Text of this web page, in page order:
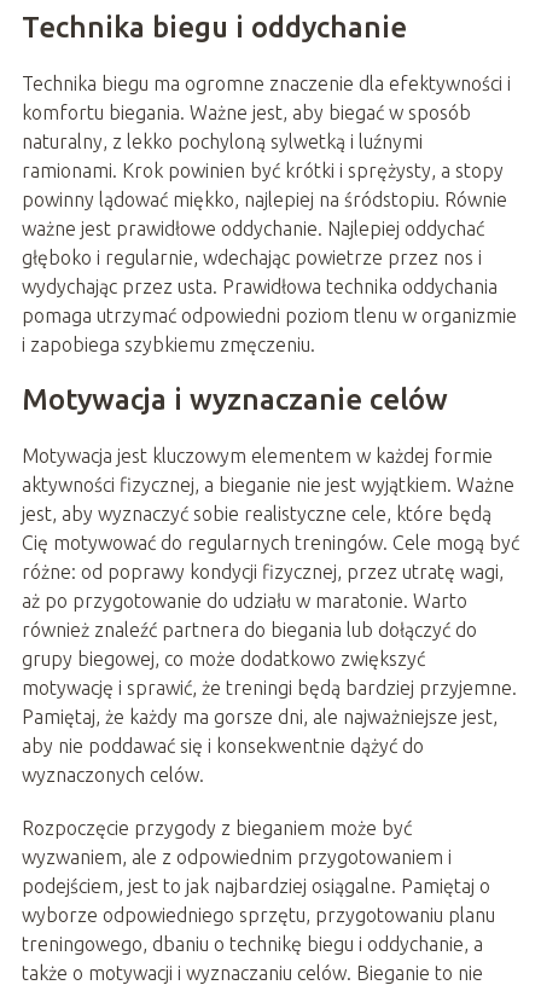
Technika biegu i oddychanie
Technika biegu ma ogromne znaczenie dla efektywności i
komfortu biegania. Ważne jest, aby biegać w sposób
naturalny, z lekko pochyloną sylwetką i luźnymi
ramionami. Krok powinien być krótki i sprężysty, a stopy
powinny lądować miękko, najlepiej na śródstopiu. Równie
ważne jest prawidłowe oddychanie. Najlepiej oddychać
głęboko i regularnie, wdechając powietrze przez nos i
wydychając przez usta. Prawidłowa technika oddychania
pomaga utrzymać odpowiedni poziom tlenu w organizmie
i zapobiega szybkiemu zmęczeniu.
Motywacja i wyznaczanie celów
Motywacja jest kluczowym elementem w każdej formie
aktywności fizycznej, a bieganie nie jest wyjątkiem. Ważne
jest, aby wyznaczyć sobie realistyczne cele, które będą
Cię motywować do regularnych treningów. Cele mogą być
różne: od poprawy kondycji fizycznej, przez utratę wagi,
aż po przygotowanie do udziału w maratonie. Warto
również znaleźć partnera do biegania lub dołączyć do
grupy biegowej, co może dodatkowo zwiększyć
motywację i sprawić, że treningi będą bardziej przyjemne.
Pamiętaj, że każdy ma gorsze dni, ale najważniejsze jest,
aby nie poddawać się i konsekwentnie dążyć do
wyznaczonych celów.
Rozpoczęcie przygody z bieganiem może być
wyzwaniem, ale z odpowiednim przygotowaniem i
podejściem, jest to jak najbardziej osiągalne. Pamiętaj o
wyborze odpowiedniego sprzętu, przygotowaniu planu
treningowego, dbaniu o technikę biegu i oddychanie, a
także o motywacji i wyznaczaniu celów. Bieganie to nie